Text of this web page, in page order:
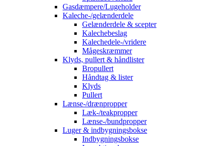
Gasdæmpere/Lugeholder
Kaleche-/gelænderdele
Gelænderdele & scepter
Kalechebeslag
Kalechedele-/vridere
Mågeskræmmer
Klyds, pullert & håndlister
Bropullert
Håndtag & lister
Klyds
Pullert
Lænse-/drænpropper
Læk-/teakpropper
Lænse-/bundpropper
Luger & indbygningsbokse
Indbygningsbokse